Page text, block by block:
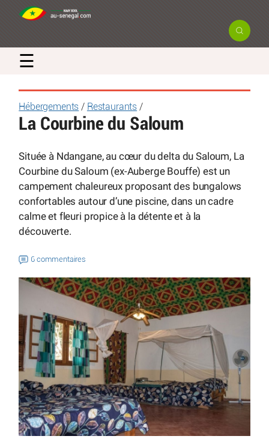
☰
Hébergements / Restaurants /
La Courbine du Saloum
Située à Ndangane, au cœur du delta du Saloum, La
Courbine du Saloum (ex-Auberge Bouffe) est un
campement chaleureux proposant des bungalows
confortables autour d’une piscine, dans un cadre
calme et fleuri propice à la détente et à la
découverte.
6 commentaires